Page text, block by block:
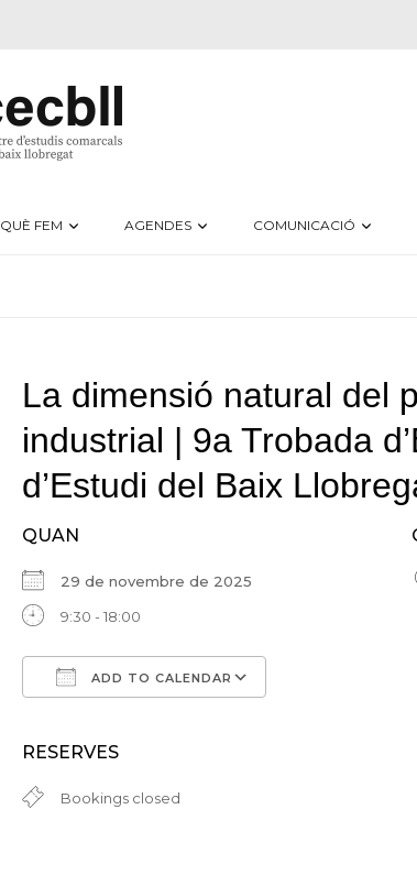
QUÈ FEM AGENDES COMUNICACIÓ
La dimensió natural del
industrial | 9a Trobada
d’Estudi del Baix
QUAN
29 de novembre de 2025
9:30 - 18:00
ADD TO CALENDAR
RESERVES
Bookings closed